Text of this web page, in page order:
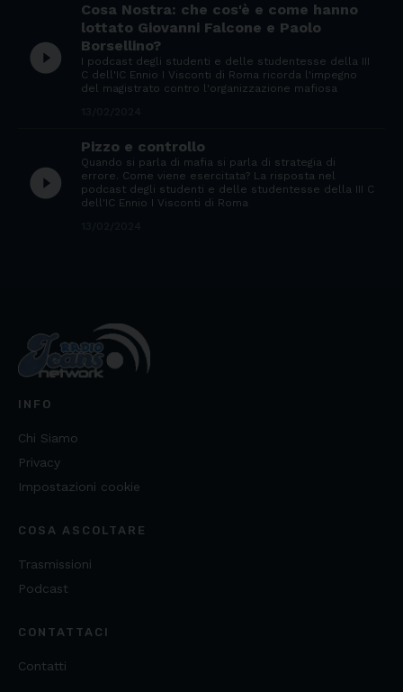
play_circle_filled
Cosa Nostra: che cos'è e come hanno
lottato Giovanni Falcone e Paolo
Borsellino?
I podcast degli studenti e delle studentesse della III
C dell'IC Ennio I Visconti di Roma ricorda l'impegno
del magistrato contro l'organizzazione mafiosa
play_circle_filled
Pizzo e controllo
Quando si parla di mafia si parla di strategia di
errore. Come viene esercitata? La risposta nel
podcast degli studenti e delle studentesse della III C
dell'IC Ennio I Visconti di Roma
INFO
Chi Siamo
Privacy
Impostazioni cookie
COSA ASCOLTARE
Trasmissioni
Podcast
CONTATTACI
Contatti